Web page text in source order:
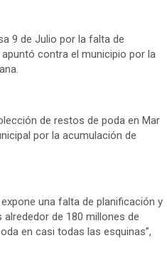
9 de Julio por la falta de
contra el municipio por la
de restos de poda en Mar
por la acumulación de
una falta de planificación y
de 180 millones de
en casi todas las esquinas”,